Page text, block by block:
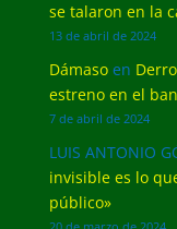
se talaron en la
13 de abril de 2024
Dámasoen
estreno en el
7 de abril de 2024
LUIS ANTONIO
invisible es lo
público»